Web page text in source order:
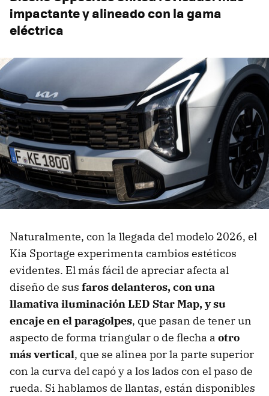
impactante y alineado con la gama
eléctrica
Naturalmente, con la llegada del modelo 2026, el
Kia Sportage experimenta cambios estéticos
evidentes. El más fácil de apreciar afecta al
diseño de sus faros delanteros, con una
llamativa iluminación LED Star Map, y su
encaje en el paragolpes, que pasan de tener un
aspecto de forma triangular o de flecha a otro
más vertical, que se alinea por la parte superior
con la curva del capó y a los lados con el paso de
rueda. Si hablamos de llantas, están disponibles